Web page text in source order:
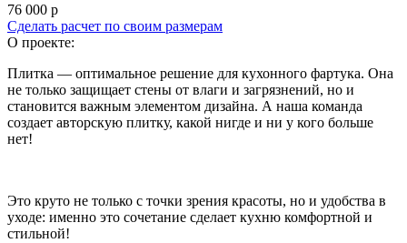
76 000 р
Сделать расчет по своим размерам
О проекте:
Плитка — оптимальное решение для кухонного фартука. Она
не только защищает стены от влаги и загрязнений, но и
становится важным элементом дизайна. А наша команда
создает авторскую плитку, какой нигде и ни у кого больше
нет!
Это круто не только с точки зрения красоты, но и удобства в
уходе: именно это сочетание сделает кухню комфортной и
стильной!